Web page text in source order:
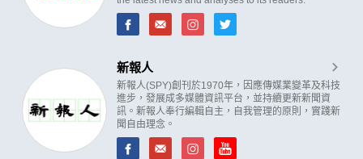
新報人
新報人(SPY)創刊於1970年，因應傳媒業變革及科技
進步，發展成多媒體資訊平台，並持續更新新聞資
訊。新報人奉行編輯自主，自我管理的原則，實踐新
聞自由理念。